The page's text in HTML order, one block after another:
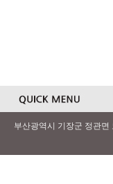
부산광역시 기장군 정관면